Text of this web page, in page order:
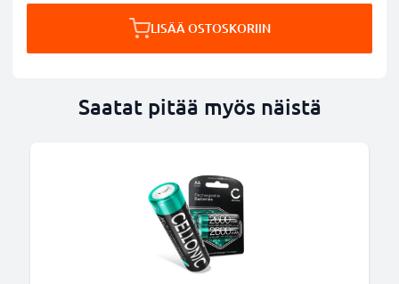
LISÄÄ OSTOSKORIIN
Saatat pitää myös näistä